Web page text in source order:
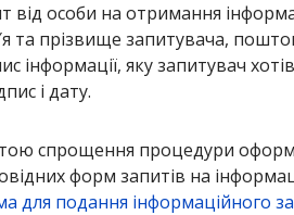
від особи на отримання
та прізвище запитувача,
інформації, яку запитувач
і дату.
спрощення процедури
форм запитів на
для подання інформаційного